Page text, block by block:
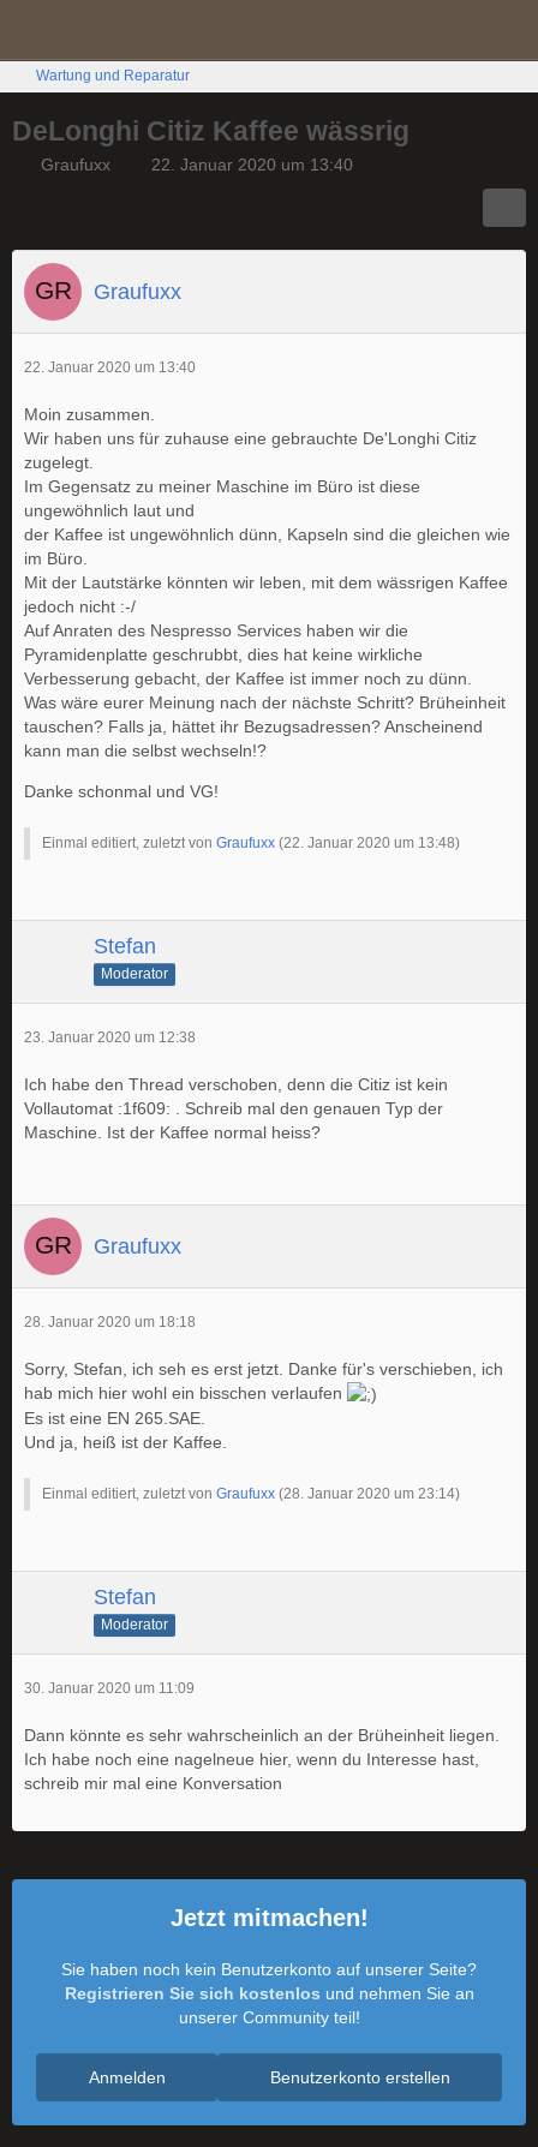
Wartung und Reparatur
DeLonghi Citiz Kaffee wässrig
Graufuxx 22. Januar 2020 um 13:40
Graufuxx
22. Januar 2020 um 13:40
Moin zusammen.
Wir haben uns für zuhause eine gebrauchte De'Longhi Citiz
zugelegt.
Im Gegensatz zu meiner Maschine im Büro ist diese
ungewöhnlich laut und
der Kaffee ist ungewöhnlich dünn, Kapseln sind die gleichen wie
im Büro.
Mit der Lautstärke könnten wir leben, mit dem wässrigen Kaffee
jedoch nicht :-/
Auf Anraten des Nespresso Services haben wir die
Pyramidenplatte geschrubbt, dies hat keine wirkliche
Verbesserung gebacht, der Kaffee ist immer noch zu dünn.
Was wäre eurer Meinung nach der nächste Schritt? Brüheinheit
tauschen? Falls ja, hättet ihr Bezugsadressen? Anscheinend
kann man die selbst wechseln!?
Danke schonmal und VG!
Einmal editiert, zuletzt von Graufuxx (22. Januar 2020 um 13:48)
Stefan
Moderator
23. Januar 2020 um 12:38
Ich habe den Thread verschoben, denn die Citiz ist kein
Vollautomat :1f609: . Schreib mal den genauen Typ der
Maschine. Ist der Kaffee normal heiss?
Graufuxx
28. Januar 2020 um 18:18
Sorry, Stefan, ich seh es erst jetzt. Danke für's verschieben, ich
hab mich hier wohl ein bisschen verlaufen
Es ist eine EN 265.SAE.
Und ja, heiß ist der Kaffee.
Einmal editiert, zuletzt von Graufuxx (28. Januar 2020 um 23:14)
Stefan
Moderator
30. Januar 2020 um 11:09
Dann könnte es sehr wahrscheinlich an der Brüheinheit liegen.
Ich habe noch eine nagelneue hier, wenn du Interesse hast,
schreib mir mal eine Konversation
Jetzt mitmachen!
Sie haben noch kein Benutzerkonto auf unserer Seite?
Registrieren Sie sich kostenlos und nehmen Sie an
unserer Community teil!
Benutzerkonto erstellen
Anmelden